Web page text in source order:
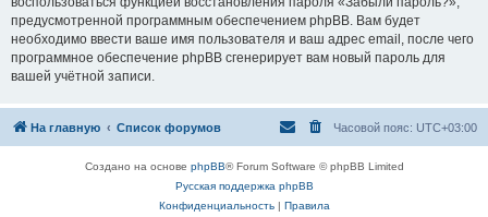
предусмотренной программным обеспечением phpBB. Вам будет
необходимо ввести ваше имя пользователя и ваш адрес email, после чего
программное обеспечение phpBB сгенерирует вам новый пароль для
вашей учётной записи.
На главную Список форумов Часовой пояс: UTC+03:00
Создано на основе phpBB® Forum Software © phpBB Limited
Русская поддержка phpBB
Конфиденциальность| Правила